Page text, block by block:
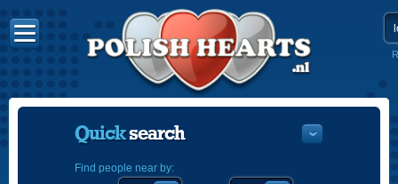
Quicksearch
Find people near by: